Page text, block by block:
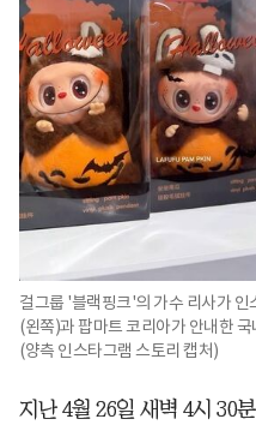
걸그룹 '블랙핑크'의 가수 리사가
(왼쪽)과 팝마트 코리아가 안내한
(양측 인스타그램 스토리 캡처)
지난 4월 26일 새벽 4시 30